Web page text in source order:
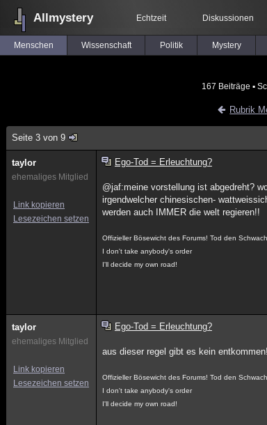
Allmystery Echtzeit Diskussionen
Menschen Wissenschaft Politik Mystery
167 Beiträge ▪
Rubrik
Seite 3 von 9
taylor
ehemaliges Mitglied
Link kopieren
Lesezeichen setzen
Ego-Tod = Erleuchtung?
@jaf:meine vorstellung ist abgedreht?
irgendwelcher chinesischen-
werden auch IMMER die welt regieren!!
Offizieller Bösewicht des Forums! Tod den
I don't take anybody's order
I'll decide my own road!
taylor
ehemaliges Mitglied
Link kopieren
Lesezeichen setzen
Ego-Tod = Erleuchtung?
aus dieser regel gibt es kein entkommen!
Offizieller Bösewicht des Forums! Tod den
I don't take anybody's order
I'll decide my own road!